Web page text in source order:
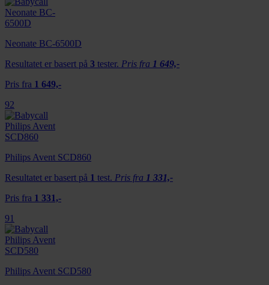
Neonate BC-6500D
Resultatet er basert på 3 tester. Pris fra 1 649,-
Pris fra 1 649,-
92
Philips Avent SCD860
Resultatet er basert på 1 test. Pris fra 1 331,-
Pris fra 1 331,-
91
Philips Avent SCD580